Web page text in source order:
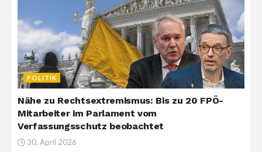
POLITIK
Nähe zu Rechtsextremismus: Bis zu 20 FPÖ-
Mitarbeiter im Parlament vom
Verfassungsschutz beobachtet
30. April 2026